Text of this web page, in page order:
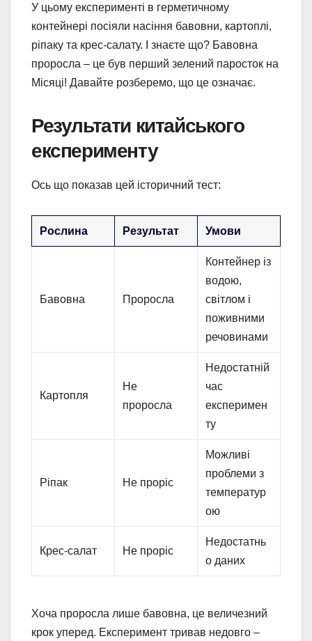
У цьому експерименті в герметичному
контейнері посіяли насіння бавовни, картоплі,
ріпаку та крес-салату. І знаєте що? Бавовна
проросла – це був перший зелений паросток на
Місяці! Давайте розберемо, що це означає.
Результати китайського
експерименту
Ось що показав цей історичний тест:
Рослина Результат Умови
Бавовна Проросла
Контейнер із
водою,
світлом і
поживними
речовинами
Картопля
Не
проросла
Недостатній
час
експеримен
ту
Ріпак Не проріс
Можливі
проблеми з
температур
ою
Крес-салат Не проріс
Недостатнь
о даних
Хоча проросла лише бавовна, це величезний
крок уперед. Експеримент тривав недовго –